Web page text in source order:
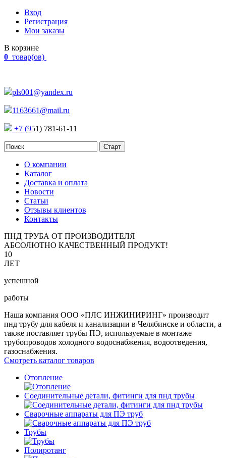
Вход
Регистрация
Мои заказы
В корзине
0 товар(ов)
pls001@yandex.ru
1163661@mail.ru
+7 (951) 781-61-11
О компании
Каталог
Доставка и оплата
Новости
Статьи
Отзывы клиентов
Контакты
ПНД ТРУБА ОТ ПРОИЗВОДИТЕЛЯ
АБСОЛЮТНО КАЧЕСТВЕННЫЙ ПРОДУКТ!
10
ЛЕТ
успешной
работы
Наша компания ООО «ПЛС ИНЖИНИРИНГ» производит
пнд трубу для кабеля и канализации в Челябинске и области, а
также поставляет трубы ПЭ, используемые в монтаже
трубопроводов холодного водоснабжения, водоотведения,
газоснабжения.
Смотреть каталог товаров
Отопление
Соединительные детали, фитинги для пнд трубы
Сварочные аппараты для ПЭ труб
Трубы
Полиротанг